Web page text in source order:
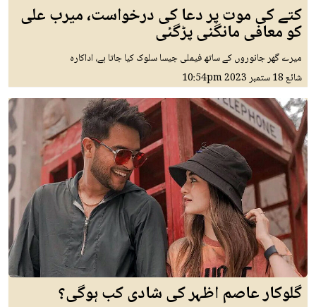
کتے کی موت پر دعا کی درخواست، میرب علی
کو معافی مانگنی پڑگئی
میرے گھر جانوروں کے ساتھ فیملی جیسا سلوک کیا جاتا ہے، اداکارہ
شائع18 ستمبر 2023 10:54pm
گلوکار عاصم اظہر کی شادی کب ہوگی؟